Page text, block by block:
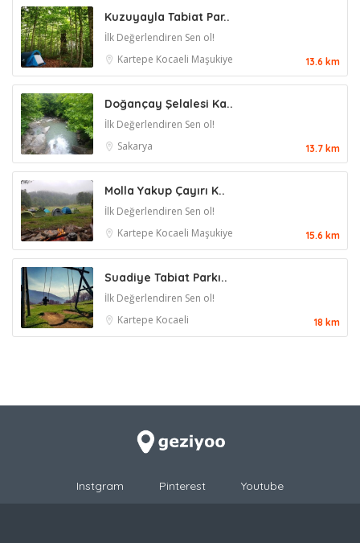
Kuzuyayla Tabiat Par..
İlk Değerlendiren Sen ol!
Kartepe Kocaeli Maşukiye 13.6 km
Doğançay Şelalesi Ka..
İlk Değerlendiren Sen ol!
Sakarya
13.7 km
Molla Yakup Çayırı K..
İlk Değerlendiren Sen ol!
Kartepe Kocaeli Maşukiye 15.6 km
Suadiye Tabiat Parkı..
İlk Değerlendiren Sen ol!
Kartepe Kocaeli 18 km
Instgram Pinterest Youtube